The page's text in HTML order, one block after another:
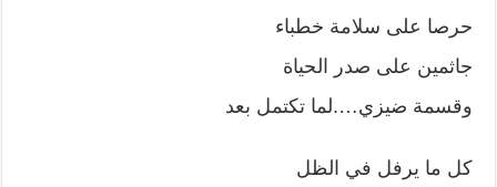
حرصا على سلامة خطباء
جاثمين على صدر الحياة
وقسمة ضيزي….لما تكتمل بعد
كل ما يرفل في الظل